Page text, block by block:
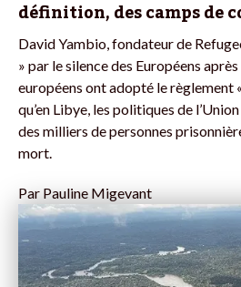
définition, des camps de
David Yambio, fondateur de
» par le silence des Européens
européens ont adopté le règlement
qu’en Libye, les politiques de
des milliers de personnes
mort.
Par Pauline Migevant